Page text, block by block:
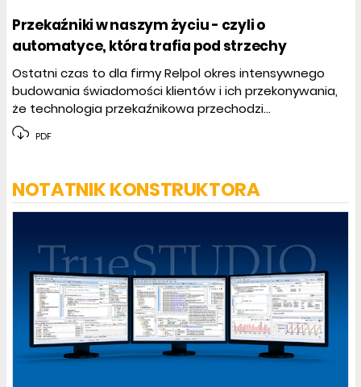
Przekaźniki w naszym życiu - czyli o
automatyce, która trafia pod strzechy
Ostatni czas to dla firmy ­Relpol okres intensywnego
budowania świadomości klientów i ich przekonywania,
że technologia przekaźnikowa przechodzi...
PDF
NOTATNIK KONSTRUKTORA